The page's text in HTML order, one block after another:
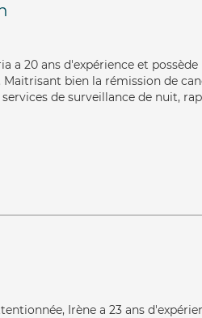
a 20 ans d'expérience et
Maitrisant bien la rémission de
de surveillance de nuit,
Irène a 23 ans